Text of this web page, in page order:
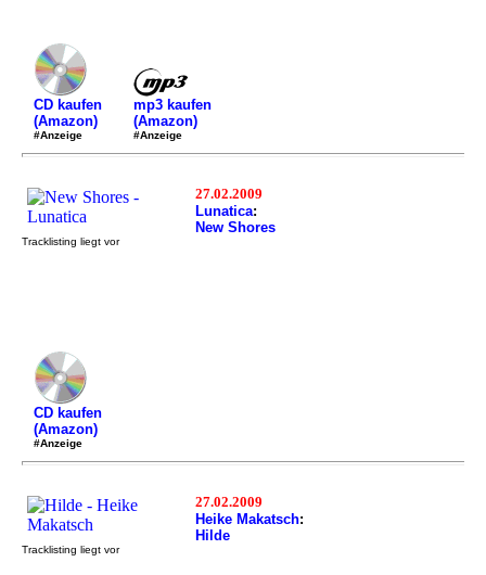
CD kaufen
(Amazon)
#Anzeige
mp3 kaufen
(Amazon)
#Anzeige
27.02.2009
Lunatica:
New Shores
Tracklisting liegt vor
CD kaufen
(Amazon)
#Anzeige
27.02.2009
Heike Makatsch:
Hilde
Tracklisting liegt vor